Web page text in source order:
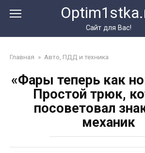
Сайт для Вас!
Главная » Авто, ПДД и техника
«Фары теперь как
Простой трюк,
посоветовал
механик